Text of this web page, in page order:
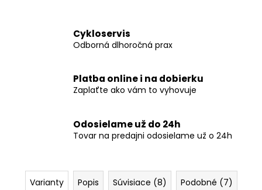
Cykloservis
Odborná dlhoročná prax
Platba online i na dobierku
Zaplaťte ako vám to vyhovuje
Odosielame už do 24h
Tovar na predajni odosielame už o 24h
Varianty Popis Súvisiace (8)
Podobné (7)